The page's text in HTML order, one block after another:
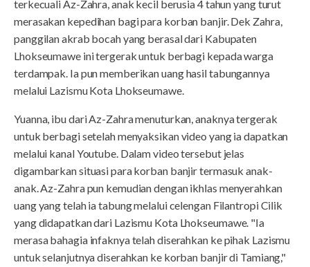
terkecuali Az-Zahra, anak kecil berusia 4 tahun yang turut
merasakan kepedihan bagi para korban banjir. Dek Zahra,
panggilan akrab bocah yang berasal dari Kabupaten
Lhokseumawe ini tergerak untuk berbagi kepada warga
terdampak. Ia pun memberikan uang hasil tabungannya
melalui Lazismu Kota Lhokseumawe.
Yuanna, ibu dari Az-Zahra menuturkan, anaknya tergerak
untuk berbagi setelah menyaksikan video yang ia dapatkan
melalui kanal Youtube. Dalam video tersebut jelas
digambarkan situasi para korban banjir termasuk anak-
anak. Az-Zahra pun kemudian dengan ikhlas menyerahkan
uang yang telah ia tabung melalui celengan Filantropi Cilik
yang didapatkan dari Lazismu Kota Lhokseumawe. "Ia
merasa bahagia infaknya telah diserahkan ke pihak Lazismu
untuk selanjutnya diserahkan ke korban banjir di Tamiang,"